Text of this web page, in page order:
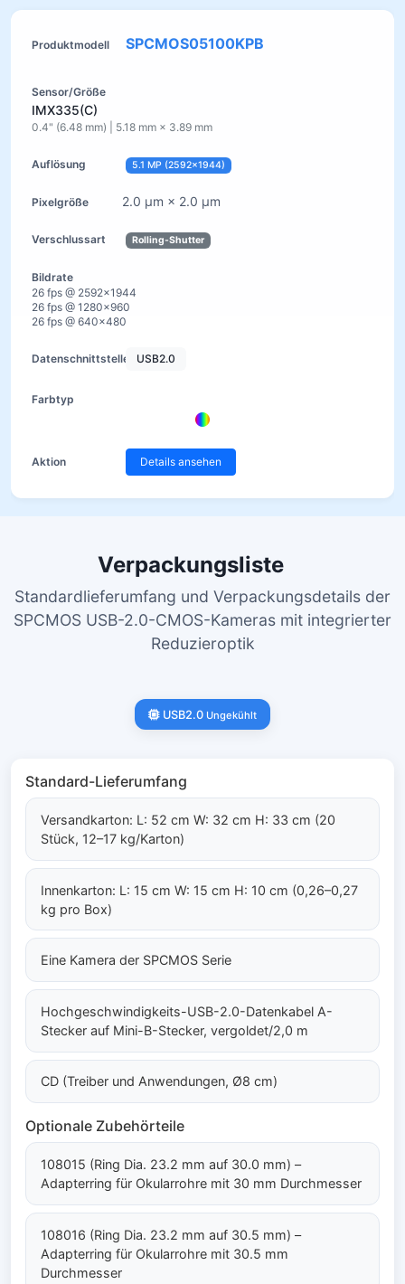
SPCMOS05100KPB
IMX335(C)
0.4" (6.48 mm) | 5.18 mm × 3.89 mm
5.1 MP (2592×1944)
2.0 µm × 2.0 µm
Rolling-Shutter
26 fps @ 2592×1944
26 fps @ 1280×960
26 fps @ 640×480
USB2.0
Details ansehen
Verpackungsliste
Standardlieferumfang und Verpackungsdetails der
SPCMOS USB-2.0-CMOS-Kameras mit integrierter
Reduzieroptik
USB2.0 Ungekühlt
Standard-Lieferumfang
Versandkarton: L: 52 cm W: 32 cm H: 33 cm (20
Stück, 12–17 kg/Karton)
Innenkarton: L: 15 cm W: 15 cm H: 10 cm (0,26–0,27
kg pro Box)
Eine Kamera der SPCMOS Serie
Hochgeschwindigkeits-USB-2.0-Datenkabel A-
Stecker auf Mini-B-Stecker, vergoldet/2,0 m
CD (Treiber und Anwendungen, Ø8 cm)
Optionale Zubehörteile
108015 (Ring Dia. 23.2 mm auf 30.0 mm) –
Adapterring für Okularrohre mit 30 mm Durchmesser
108016 (Ring Dia. 23.2 mm auf 30.5 mm) –
Adapterring für Okularrohre mit 30.5 mm
Durchmesser